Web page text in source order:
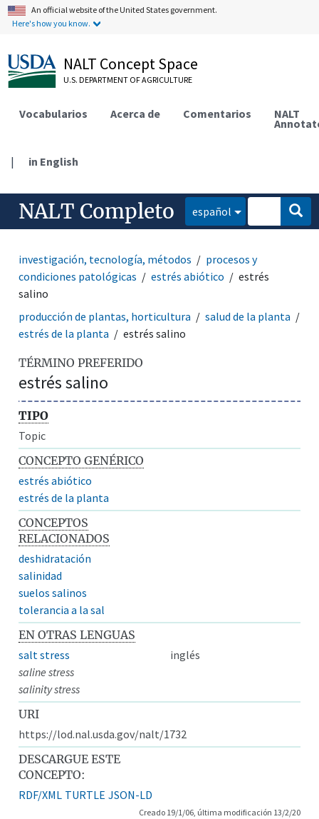
An official website of the United States government.
Here's how you know.
NALT Concept Space
U.S. DEPARTMENT OF AGRICULTURE
Vocabularios Acerca de Comentarios NALT
| in English
NALT Completo español
investigación, tecnología, métodos
procesos y
condiciones patológicas
estrés abiótico
estrés
salino
producción de plantas, horticultura
salud de la planta
estrés de la planta
estrés salino
TÉRMINO PREFERIDO
estrés salino
TIPO
Topic
CONCEPTO GENÉRICO
estrés abiótico
estrés de la planta
CONCEPTOS
RELACIONADOS
deshidratación
salinidad
suelos salinos
tolerancia a la sal
EN OTRAS LENGUAS
salt stress
inglés
saline stress
salinity stress
URI
https://lod.nal.usda.gov/nalt/1732
DESCARGUE ESTE
CONCEPTO:
RDF/XML TURTLE JSON-LD
Creado 19/1/06, última modificación 13/2/20